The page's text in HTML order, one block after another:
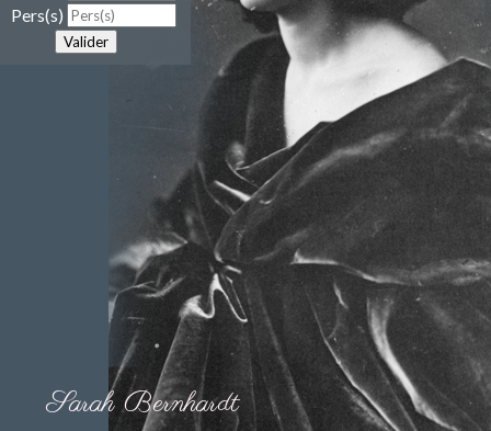
Pers(s)
Valider
Sarah Bernhardt